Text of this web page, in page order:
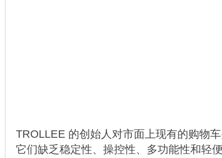
TROLLEE 的创始人对市面上现有的购物
它们缺乏稳定性、操控性、多功能性和轻